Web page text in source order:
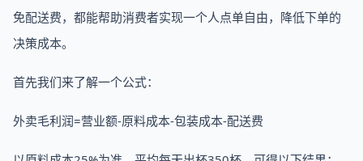
免配送费，都能帮助消费者实现一个人点单自由，降低下单的
决策成本。
首先我们来了解一个公式：
外卖毛利润=营业额-原料成本-包装成本-配送费